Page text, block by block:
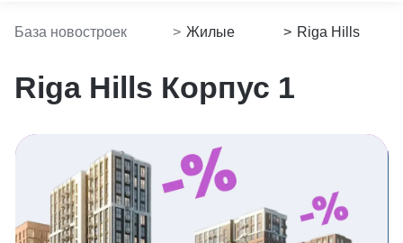
База новостроек
> Жилые
> Riga Hills
Riga Hills Корпус 1